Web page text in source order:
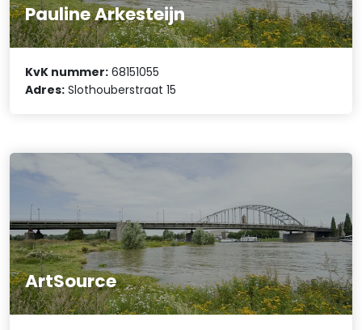
Pauline Arkesteijn
KvK nummer: 68151055
Adres: Slothouberstraat 15
ArtSource